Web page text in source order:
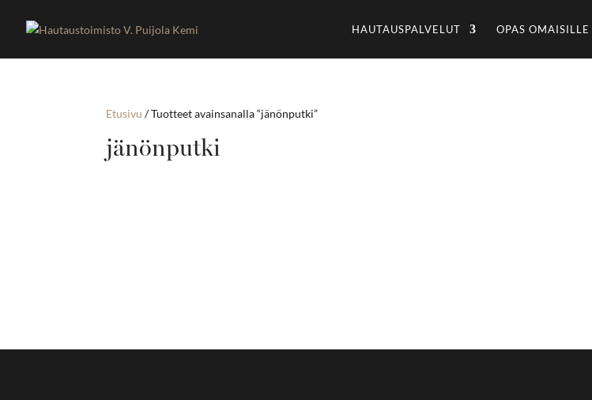
HAUTAUSPALVELUT OPAS OMAISILLE
Etusivu / Tuotteet avainsanalla “jänönputki”
jänönputki